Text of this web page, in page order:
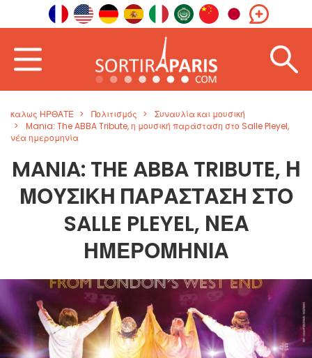
καλως ΗΡΘΑΤΕ Πολιτισμός
Συναυλία και μουσική
Mania: The ABBA Tribute, η μουσική παράσταση στο Salle Pleyel,
νέα ημερομηνία
MANIA: THE ABBA TRIBUTE, Η
ΜΟΥΣΙΚΉ ΠΑΡΆΣΤΑΣΗ ΣΤΟ
SALLE PLEYEL, ΝΈΑ
ΗΜΕΡΟΜΗΝΊΑ